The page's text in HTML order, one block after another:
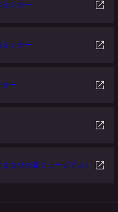
センター
センター
ター
なびの森ミュージアム）